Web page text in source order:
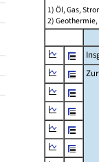
1) Öl, Gas,
2)